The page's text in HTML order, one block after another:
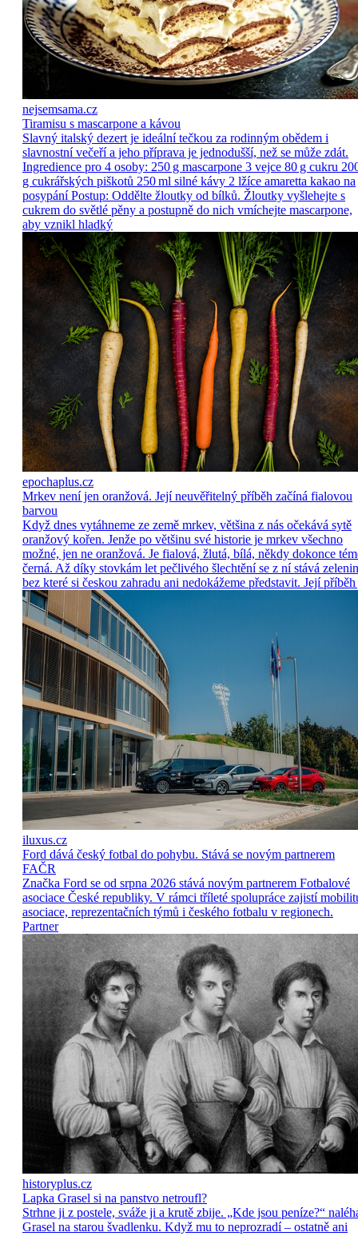
nejsemsama.cz
Tiramisu s mascarpone a kávou
Slavný italský dezert je ideální tečkou za rodinným obědem i
slavnostní večeří a jeho příprava je jednodušší, než se může zdát.
Ingredience pro 4 osoby: 250 g mascarpone 3 vejce 80 g cukru
g cukrářských piškotů 250 ml silné kávy 2 lžíce amaretta kakao na
posypání Postup: Oddělte žloutky od bílků. Žloutky vyšlehejte s
cukrem do světlé pěny a postupně do nich vmíchejte mascarpone,
aby vznikl hladký
epochaplus.cz
Mrkev není jen oranžová. Její neuvěřitelný příběh začíná fialovou
barvou
Když dnes vytáhneme ze země mrkev, většina z nás očekává sytě
oranžový kořen. Jenže po většinu své historie je mrkev všechno
možné, jen ne oranžová. Je fialová, žlutá, bílá, někdy dokonce
černá. Až díky stovkám let pečlivého šlechtění se z ní stává
bez které si českou zahradu ani nedokážeme představit. Její příběh
iluxus.cz
Ford dává český fotbal do pohybu. Stává se novým partnerem
FAČR
Značka Ford se od srpna 2026 stává novým partnerem Fotbalové
asociace České republiky. V rámci tříleté spolupráce zajistí
asociace, reprezentačních týmů i českého fotbalu v regionech.
Partner
historyplus.cz
Lapka Grasel si na panstvo netroufl?
Strhne ji z postele, sváže ji a krutě zbije. „Kde jsou peníze?“
Grasel na starou švadlenku. Když mu to neprozradí – ostatně ani